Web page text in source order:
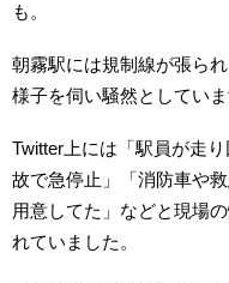
も。
朝霧駅には規制線が張ら
様子を伺い騒然としていま
Twitter上には「駅員が走
故で急停止」「消防車や
用意してた」などと現場
れていました。